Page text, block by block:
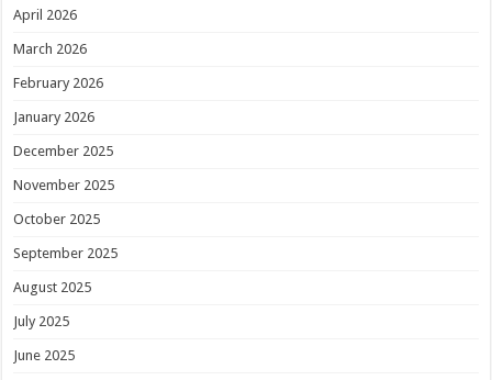
April 2026
March 2026
February 2026
January 2026
December 2025
November 2025
October 2025
September 2025
August 2025
July 2025
June 2025